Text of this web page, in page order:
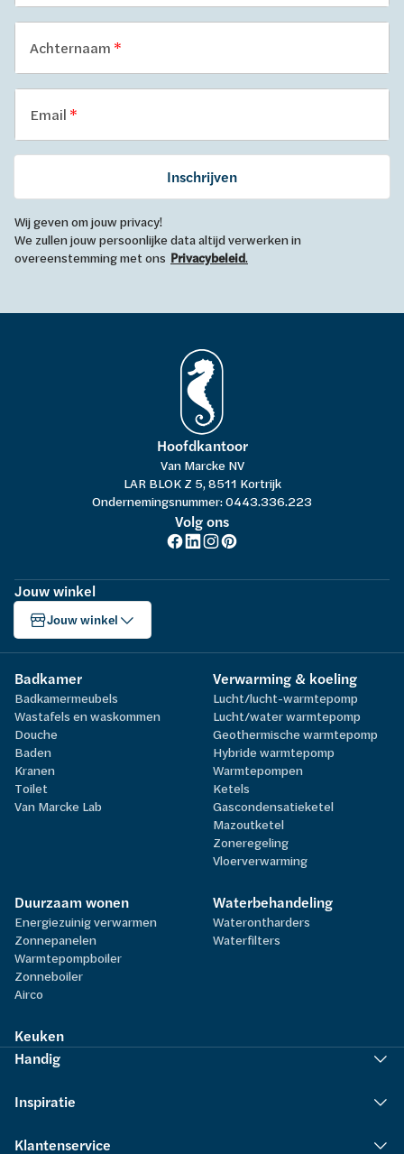
Achternaam
Email
Inschrijven
Wij geven om jouw privacy!
We zullen jouw persoonlijke data altijd verwerken in
overeenstemming met ons Privacybeleid.
Hoofdkantoor
Van Marcke NV
LAR BLOK Z 5, 8511 Kortrijk
Ondernemingsnummer: 0443.336.223
Volg ons
Jouw winkel
Jouw winkel
Badkamer
Badkamermeubels
Wastafels en waskommen
Douche
Baden
Kranen
Toilet
Van Marcke Lab
Verwarming & koeling
Lucht/lucht-warmtepomp
Lucht/water warmtepomp
Geothermische warmtepomp
Hybride warmtepomp
Warmtepompen
Ketels
Gascondensatieketel
Mazoutketel
Zoneregeling
Vloerverwarming
Duurzaam wonen
Energiezuinig verwarmen
Zonnepanelen
Warmtepompboiler
Zonneboiler
Airco
Waterbehandeling
Waterontharders
Waterfilters
Keuken
Handig
Inspiratie
Klantenservice